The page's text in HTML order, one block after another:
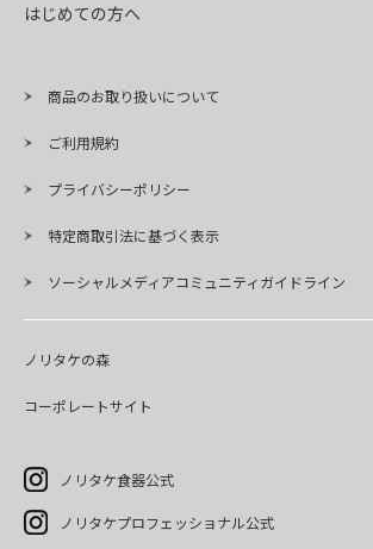
はじめての方へ
商品のお取り扱いについて
ご利用規約
プライバシーポリシー
特定商取引法に基づく表示
ソーシャルメディアコミュニティガイドライン
ノリタケの森
コーポレートサイト
ノリタケ食器公式
ノリタケプロフェッショナル公式